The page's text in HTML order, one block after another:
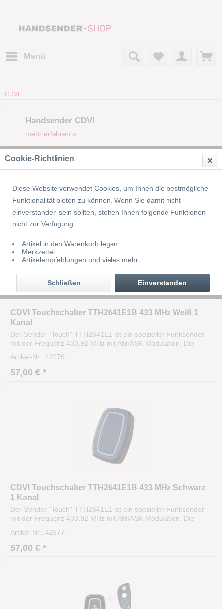
Menü
CDVI
Handsender CDVI
mehr erfahren »
Filtern
CDVI Touchschalter TTH2641E1B 433 MHz Weiß 1
Kanal
Der Sender “Touch” TTH2641E1 ist ein spezieller Funksender
mit der Frequenz 433,92 MHz mit AM/ASK Modulation. Die
chfolgenden Übertragung via Funk. Über diesen Sender
können Tore, Türen und Garagen oder jedes andere...
Artikel-Nr.: 42976
57,00 € *
CDVI Touchschalter TTH2641E1B 433 MHz Schwarz
1 Kanal
Der Sender “Touch” TTH2641E1 ist ein spezieller Funksender
mit der Frequenz 433,92 MHz mit AM/ASK Modulation. Die
chfolgenden Übertragung via Funk. Über diesen Sender
können Tore, Türen und Garagen oder jedes andere...
Artikel-Nr.: 42977
57,00 € *
Cookie-Richtlinien
Diese Website verwendet Cookies, um Ihnen die bestmögliche
Funktionalität bieten zu können. Wenn Sie damit nicht
einverstanden sein sollten, stehen Ihnen folgende Funktionen
nicht zur Verfügung:
Artikel in den Warenkorb legen
Merkzettel
Artikelempfehlungen und vieles mehr
Einverstanden
Schließen